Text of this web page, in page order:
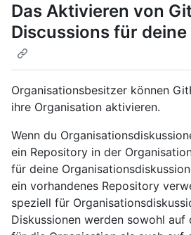
Das Aktivieren von
Discussions für
Organisationsbesitzer können
ihre Organisation aktivieren.
Wenn du
ein Repository in der
für deine
ein vorhandenes Repository
speziell für
Diskussionen werden sowohl auf